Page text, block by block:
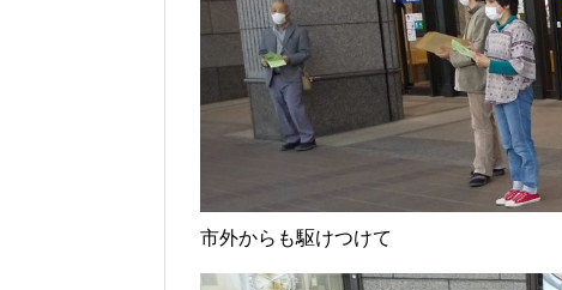
市外からも駆けつけて